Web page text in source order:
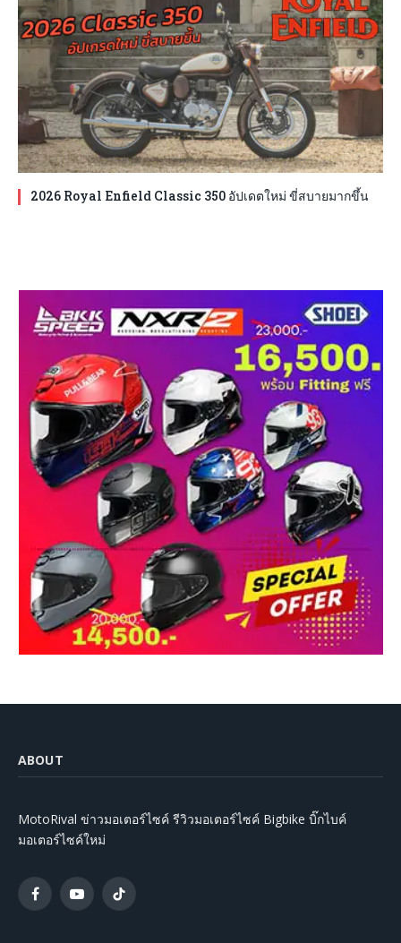
2026 Royal Enfield Classic 350 อัปเดตใหม่ ขี่สบายมากขึ้น
ABOUT
MotoRival ข่าวมอเตอร์ไซค์ รีวิวมอเตอร์ไซค์ Bigbike บิ๊กไบค์
มอเตอร์ไซค์ใหม่
FacebookYouTubeTikTok